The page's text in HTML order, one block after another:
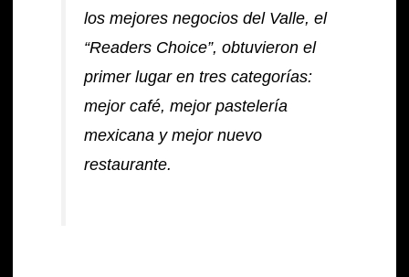
los mejores negocios del Valle, el
“Readers Choice”, obtuvieron el
primer lugar en tres categorías:
mejor café, mejor pastelería
mexicana y mejor nuevo
restaurante.